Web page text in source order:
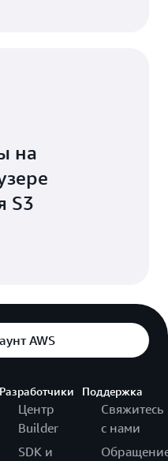
на
S3
AWS
Разработчики
Центр
Builder
SDK и
Поддержка
Свяжитесь
с нами